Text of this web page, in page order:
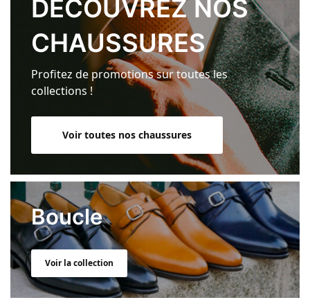
DÉCOUVREZ NOS
CHAUSSURES
Profitez de promotions sur toutes les
collections !
Voir toutes nos chaussures
Boucle
Voir la collection